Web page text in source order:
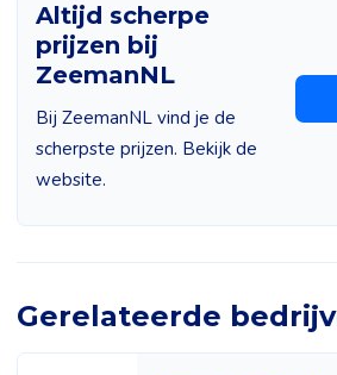
Altijd scherpe
prijzen bij
ZeemanNL
Bij ZeemanNL vind je de
scherpste prijzen. Bekijk de
website.
Gerelateerde